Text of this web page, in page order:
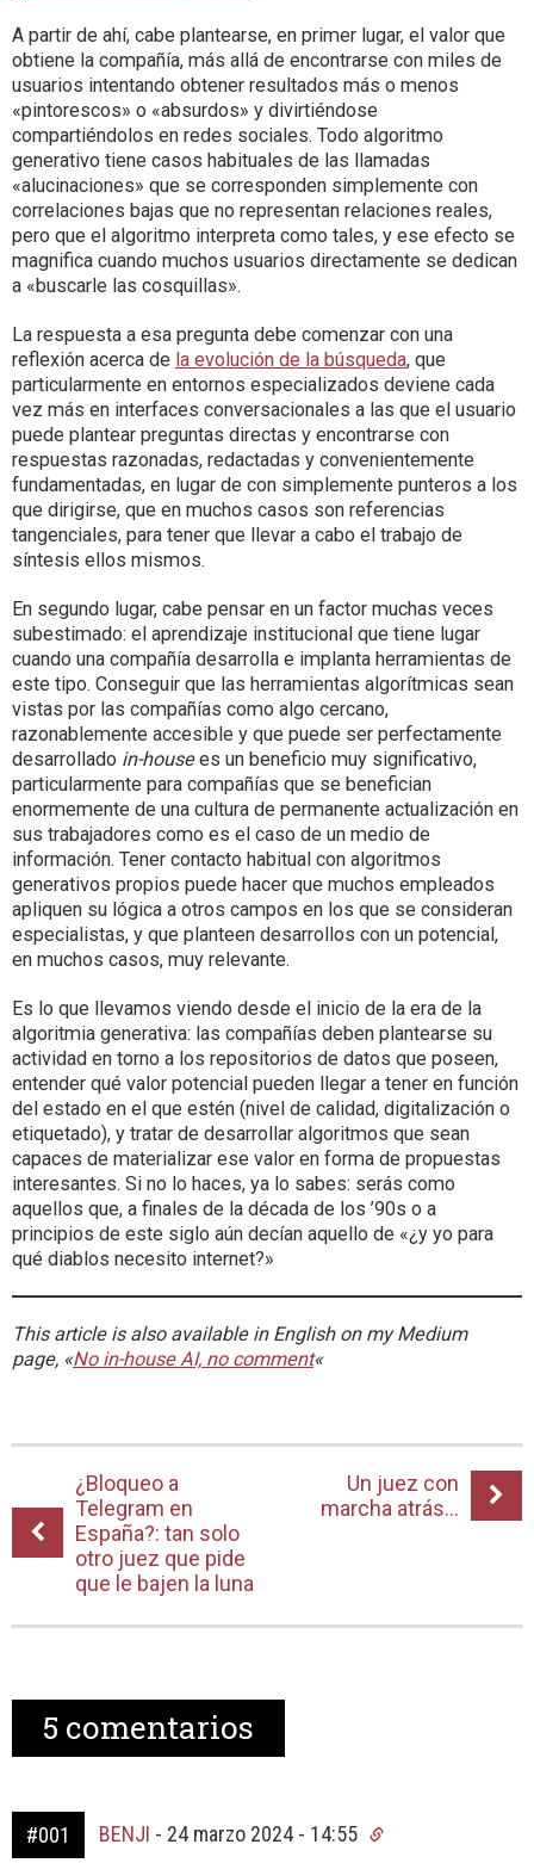
A partir de ahí, cabe plantearse, en primer lugar, el valor que
obtiene la compañía, más allá de encontrarse con miles de
usuarios intentando obtener resultados más o menos
«pintorescos» o «absurdos» y divirtiéndose
compartiéndolos en redes sociales. Todo algoritmo
generativo tiene casos habituales de las llamadas
«alucinaciones» que se corresponden simplemente con
correlaciones bajas que no representan relaciones reales,
pero que el algoritmo interpreta como tales, y ese efecto se
magnifica cuando muchos usuarios directamente se dedican
a «buscarle las cosquillas».
La respuesta a esa pregunta debe comenzar con una
reflexión acerca de la evolución de la búsqueda, que
particularmente en entornos especializados deviene cada
vez más en interfaces conversacionales a las que el usuario
puede plantear preguntas directas y encontrarse con
respuestas razonadas, redactadas y convenientemente
fundamentadas, en lugar de con simplemente punteros a los
que dirigirse, que en muchos casos son referencias
tangenciales, para tener que llevar a cabo el trabajo de
síntesis ellos mismos.
En segundo lugar, cabe pensar en un factor muchas veces
subestimado: el aprendizaje institucional que tiene lugar
cuando una compañía desarrolla e implanta herramientas de
este tipo. Conseguir que las herramientas algorítmicas sean
vistas por las compañías como algo cercano,
razonablemente accesible y que puede ser perfectamente
desarrollado in-housees un beneficio muy significativo,
particularmente para compañías que se benefician
enormemente de una cultura de permanente actualización en
sus trabajadores como es el caso de un medio de
información. Tener contacto habitual con algoritmos
generativos propios puede hacer que muchos empleados
apliquen su lógica a otros campos en los que se consideran
especialistas, y que planteen desarrollos con un potencial,
en muchos casos, muy relevante.
Es lo que llevamos viendo desde el inicio de la era de la
algoritmia generativa: las compañías deben plantearse su
actividad en torno a los repositorios de datos que poseen,
entender qué valor potencial pueden llegar a tener en función
del estado en el que estén (nivel de calidad, digitalización o
etiquetado), y tratar de desarrollar algoritmos que sean
capaces de materializar ese valor en forma de propuestas
interesantes. Si no lo haces, ya lo sabes: serás como
aquellos que, a finales de la década de los ’90s o a
principios de este siglo aún decían aquello de «¿y yo para
qué diablos necesito internet?»
This article is also available in English on my Medium
page, «No in-house AI, no comment«
¿Bloqueo a
Telegram en
España?: tan solo
otro juez que pide
que le bajen la luna
Un juez con
marcha atrás…
5 comentarios
#001 BENJI - 24 marzo 2024 - 14:55